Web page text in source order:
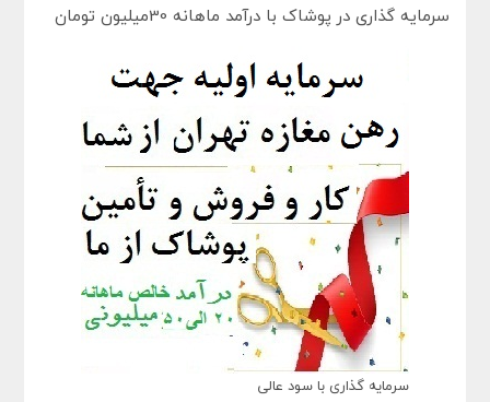
سرمایه گذاری در پوشاک با درآمد ماهانه 30میلیون تومان
سرمایه گذاری با سود عالی